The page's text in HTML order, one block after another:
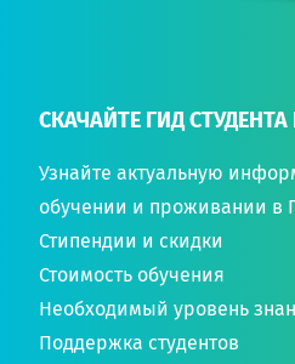
СКАЧАЙТЕ ГИД
Узнайте актуальную
обучении и проживании в
Стипендии и скидки
Стоимость обучения
Необходимый уровень
Поддержка студентов